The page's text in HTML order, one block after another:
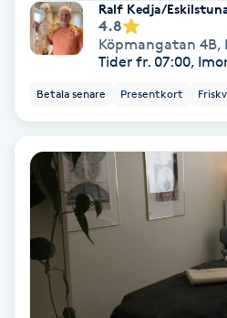
Ombre
Ombre brows
Ombre naglar
Optiker
Ortobionomi
Ortopedi
Ralf Kedja/
4.8
Köpmangatan 4B,
Tider fr. 07:00,
Betala senare Presentkort